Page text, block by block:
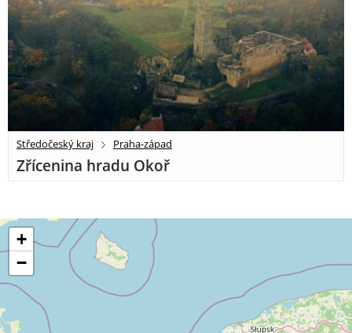
Středočeský kraj Praha-západ
Zřícenina hradu Okoř
+
−